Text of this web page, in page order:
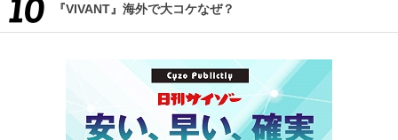
『VIVANT』海外で大コケなぜ？